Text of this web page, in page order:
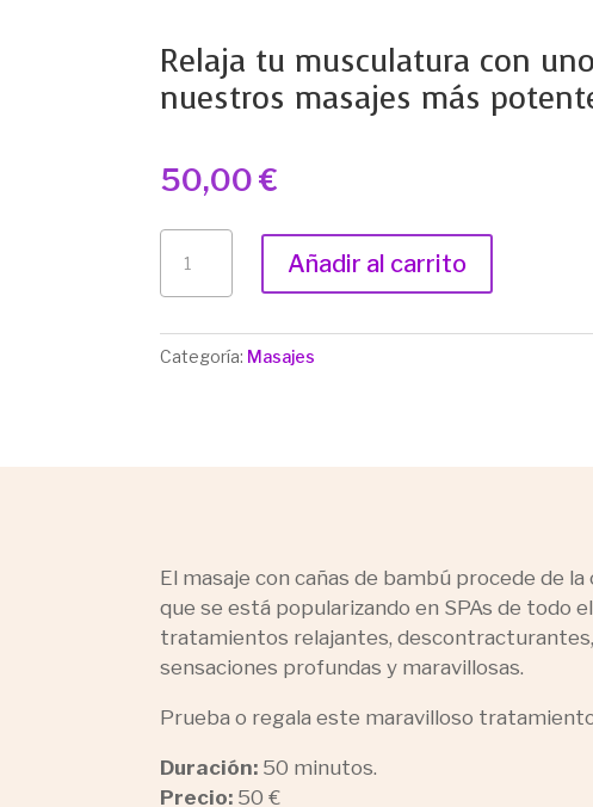
Relaja tu musculatura con
nuestros masajes más
50,00€
CAÑAS
DE
BAMBÚ
CANTIDAD
Añadir al carrito
Categoría: Masajes
El masaje con cañas de bambú procede de
que se está popularizando en SPAs de todo
tratamientos relajantes,
sensaciones profundas y maravillosas.
Prueba o regala este maravilloso
Duración: 50 minutos.
Precio: 50 €